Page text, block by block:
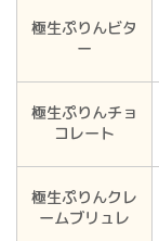
極生ぷりんビタ
ー
極生ぷりんチョ
コレート
極生ぷりんクレ
ームブリュレ